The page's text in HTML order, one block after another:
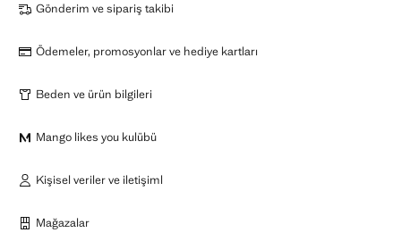
Gönderim ve sipariş takibi
Ödemeler, promosyonlar ve hediye kartları
Beden ve ürün bilgileri
Mango likes you kulübü
Kişisel veriler ve iletişiml
Mağazalar